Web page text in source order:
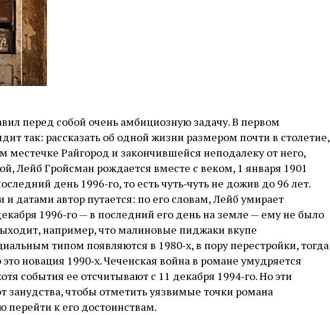
перед собой очень амбициозную задачу. В первом
так: рассказать об одной жизни размером почти в столетие,
местечке Райгород и закончившейся неподалеку от него,
Лейб Гройсман рождается вместе с веком, 1 января 1901
день 1996‑го, то есть чуть‑чуть не дожив до 96 лет.
и датами автор путается: по его словам, Лейб умирает
1996‑го — в последний его день на земле — ему не было
например, что малиновые пиджаки вкупе
типом появляются в 1980‑х, в пору перестройки, тогда
новация 1990‑х. Чеченская война в романе умудряется
события ее отсчитывают с 11 декабря 1994‑го. Но эти
занудства, чтобы отметить уязвимые точки романа
перейти к его достоинствам.